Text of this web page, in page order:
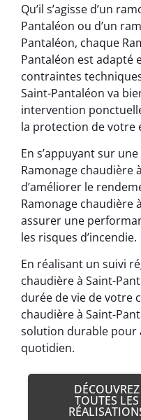
Qu’il s’agisse d’un
Pantaléon ou d’un
Pantaléon, chaque
Pantaléon est adapté
contraintes
Saint-Pantaléon va
intervention
la protection de votre
En s’appuyant sur
Ramonage chaudière
d’améliorer le
Ramonage chaudière
assurer une
les risques d’incendie.
En réalisant un suivi
chaudière à Saint-
durée de vie de votre
chaudière à Saint-
solution durable pour
quotidien.
DÉCOUVREZ
TOUTES LES